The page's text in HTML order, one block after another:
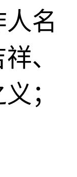
名
、
；